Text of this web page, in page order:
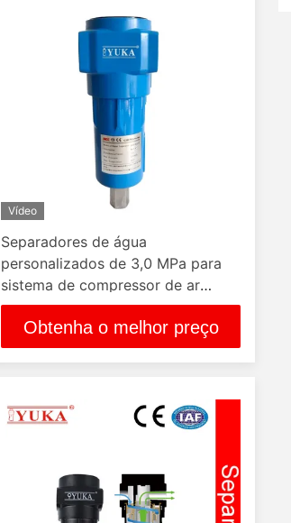
Vídeo
Separadores de água
personalizados de 3,0 MPa para
sistema de compressor de ar
Operam em temperatura de 1,5-
80ºc Pertencem à temperatura de
operação
Obtenha o melhor preço